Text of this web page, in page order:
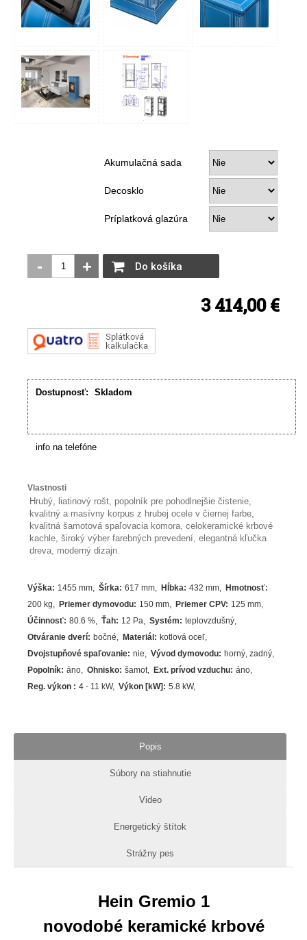
Akumulačná sada
Decosklo
Príplatková glazúra
- + Do košíka
3 414,00 €
Dostupnosť: Skladom
info na telefóne
Vlastnosti
Hrubý, liatinový rošt, popolník pre pohodlnejšie čistenie,
kvalitný a masívny korpus z hrubej ocele v čiernej farbe,
kvalitná šamotová spaľovacia komora, celokeramické krbové
kachle, široký výber farebných prevedení, elegantná kľučka
dreva, moderný dizajn.
Výška: 1455 mm Šírka: 617 mm Hĺbka: 432 mm Hmotnosť:
200 kg
Priemer dymovodu: 150 mm Priemer CPV: 125 mm
Účinnosť: 80.6% Ťah: 12 Pa Systém: teplovzdušný
Otváranie dverí: bočné Materiál : kotlová oceľ
Dvojstupňové spaľovanie: nie Vývod dymovodu: horný,zadný
Popolník: áno Ohnisko: šamot Ext. prívod vzduchu: áno
Reg. výkon : 4 - 11 kW Výkon [kW] : 5.8 kW
Popis
Súbory na stiahnutie
Video
Energetický štítok
Strážny pes
Hein Gremio 1
novodobé keramické krbové